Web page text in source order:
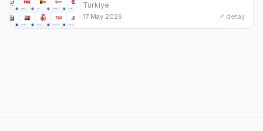
Türkiye
17 May 2026 ↗ detay